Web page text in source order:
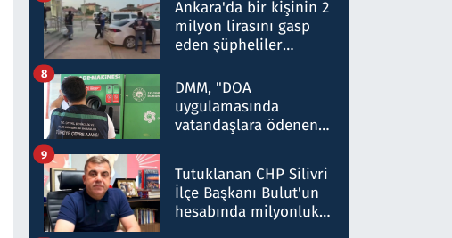
çıkan tablo şok etti
Ankara'da bir kişinin 2
milyon lirasını gasp
eden şüpheliler
DMM, "DOA
uygulamasında
vatandaşlara ödenen
düşürüldüğü" iddiasını
yalanladı
8
Tutuklanan CHP Silivri
İlçe Başkanı Bulut'un
hesabında milyonluk
9